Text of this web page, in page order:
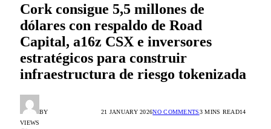
Cork consigue 5,5 millones de
dólares con respaldo de Road
Capital, a16z CSX e inversores
estratégicos para construir
infraestructura de riesgo tokenizada
BY 21 JANUARY 2026NO COMMENTS3 MINS READ14
VIEWS